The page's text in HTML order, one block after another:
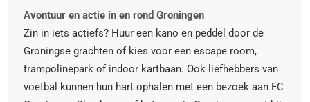
Avontuur en actie in en rond Groningen
Zin in iets actiefs? Huur een kano en peddel door de
Groningse grachten of kies voor een escape room,
trampolinepark of indoor kartbaan. Ook liefhebbers van
voetbal kunnen hun hart ophalen met een bezoek aan FC